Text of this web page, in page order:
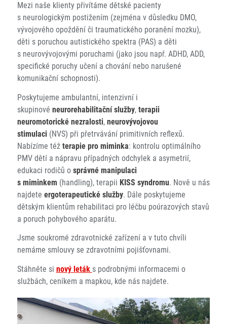
Mezi naše klienty přivítáme dětské pacienty
s neurologickým postižením (zejména v důsledku DMO,
vývojového opoždění či traumatického poranění mozku),
děti s poruchou autistického spektra (PAS) a děti
s neurovývojovými poruchami (jako jsou např. ADHD, ADD,
specifické poruchy učení a chování nebo narušené
komunikační schopnosti).
Poskytujeme ambulantní, intenzivní i
skupinové neurorehabilitační služby, terapii
neuromotorické nezralosti, neurovývojovou
stimulaci(NVS) při přetrvávání primitivních reflexů.
Nabízíme též terapie pro miminka: kontrolu optimálního
PMV dětí a nápravu případných odchylek a asymetrií,
edukaci rodičů o správné manipulaci
s miminkem (handling), terapii KISS syndromu. Nově u nás
najdete ergoterapeutické služby. Dále poskytujeme
dětským klientům rehabilitaci pro léčbu poúrazových stavů
a poruch pohybového aparátu.
Jsme soukromé zdravotnické zařízení a v tuto chvíli
nemáme smlouvy se zdravotními pojišťovnami.
Stáhněte si nový leták s podrobnými informacemi o
službách, ceníkem a mapkou, kde nás najdete.